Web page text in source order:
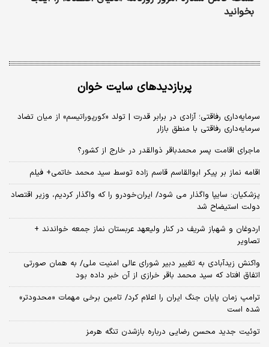
بخوانید
پربازدیدهای سایت خوان
سرمایه‌داری رفاقتی؛ آزادی در برابر قدرت | تولد «کورپوراتیسم» از میان تضاد
سرمایه‌داری رفاقتی با منطق بازار
ماجرای اقامت پسر محمدباقر ذوالقدر در خارج از کشور؟
اقامه نماز بر پیکر ابوالقاسم قاسم زاده توسط سید محمد خاتمی+ فیلم
پزشکیان: سایپا واگذار می شود/ ایران‌خودرو را که واگذار کردیم، وزیر اقتصاد
دولت استیضاح شد
اردوغان و شهباز شریف در کنار ولیعهد عربستان نماز جمعه خواندند +
تصاویر
واکنش زیدآبادی به تغییر دبیر شورای عالی امنیت ملی/ به همان صورتی
اتفاق افتاد که سید محمد باقر خرازی از آن خبر داده بود
ترامپ زمان پایان جنگ ایران را اعلام کرد/ تامین برخی مهمات «محدودتر»
شده است
توئیت جدید محسن رضایی درباره بازشدن تنگه هرمز